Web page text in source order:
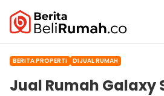
BERITA PROPERTI DIJUAL RUMAH
Jual Rumah Galaxy